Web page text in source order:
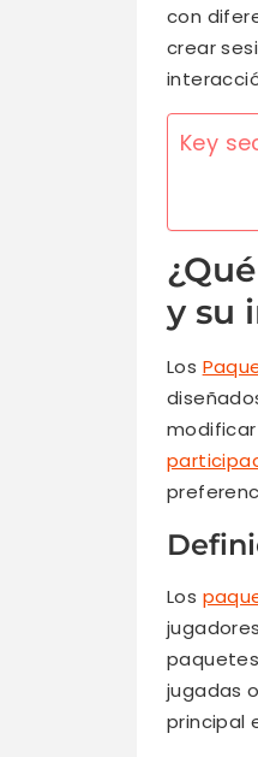
con
crear
Key
y su
Los
Los
jugadas
principal